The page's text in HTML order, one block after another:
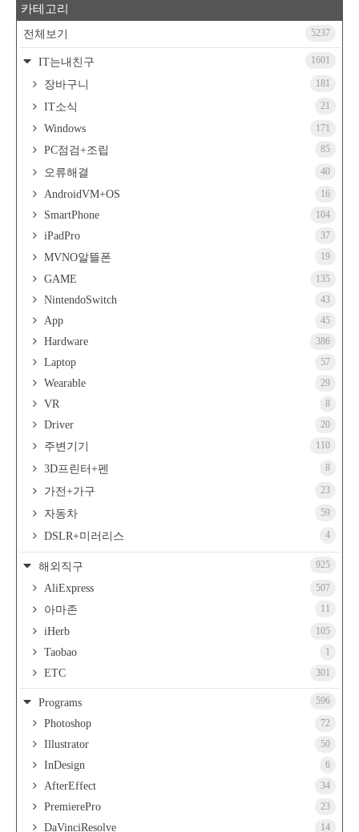
카테고리
전체보기 5237
IT는내친구 1601
장바구니 181
IT소식 21
Windows 171
PC점검+조립 85
오류해결 40
AndroidVM+OS 16
SmartPhone 104
iPadPro 37
MVNO알뜰폰 19
GAME 135
NintendoSwitch 43
App 45
Hardware 386
Laptop 57
Wearable 29
VR 8
Driver 20
주변기기 110
3D프린터+펜 8
가전+가구 23
자동차 59
DSLR+미러리스 4
해외직구 925
AliExpress 507
아마존 11
iHerb 105
Taobao 1
ETC 301
Programs 596
Photoshop 72
Illustrator 50
InDesign 6
AfterEffect 34
PremierePro 23
DaVinciResolve 14